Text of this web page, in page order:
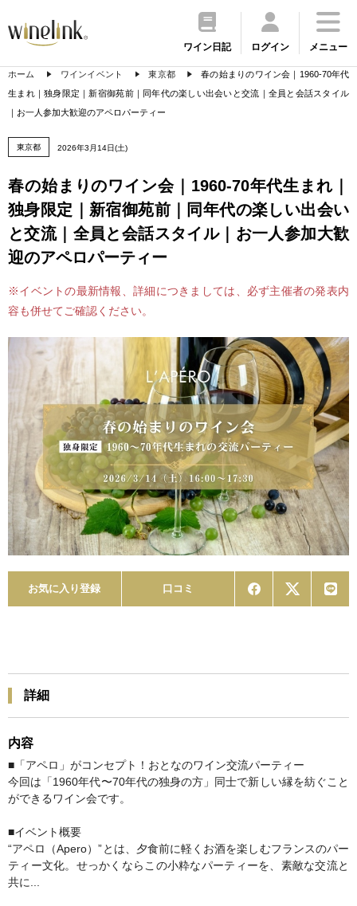
ワイン日記 ログイン メニュー
ホーム ワインイベント 東京都
春の始まりのワイン会｜1960-70年代
生まれ｜独身限定｜新宿御苑前｜同年代の楽しい出会いと交流｜全員と会話スタイル
｜お一人参加大歓迎のアペロパーティー
東京都 2026年3月14日(土)
春の始まりのワイン会｜1960-70年代生まれ｜
独身限定｜新宿御苑前｜同年代の楽しい出会い
と交流｜全員と会話スタイル｜お一人参加大歓
迎のアペロパーティー
※イベントの最新情報、詳細につきましては、必ず主催者の発表内
容も併せてご確認ください。
お気に入り登録 口コミ
詳細
内容
■「アペロ」がコンセプト！おとなのワイン交流パーティー
今回は「1960年代〜70年代の独身の方」同士で新しい縁を紡ぐこと
ができるワイン会です。
■イベント概要
“アペロ（Apero）”とは、夕食前に軽くお酒を楽しむフランスのパー
ティー文化。せっかくならこの小粋なパーティーを、素敵な交流と
共に...